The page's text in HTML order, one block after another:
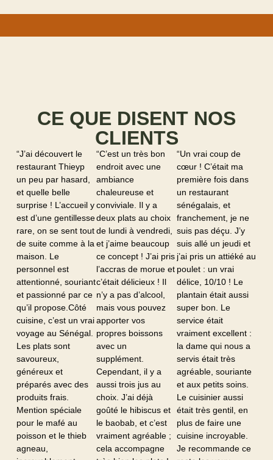
CE QUE DISENT NOS
CLIENTS
“J’ai découvert le
restaurant Thieyp
un peu par hasard,
et quelle belle
surprise ! L’accueil y
est d’une gentillesse
rare, on se sent tout
de suite comme à la
maison. Le
personnel est
attentionné, souriant
et passionné par ce
qu’il propose.Côté
cuisine, c’est un vrai
voyage au Sénégal.
Les plats sont
savoureux,
généreux et
préparés avec des
produits frais.
Mention spéciale
pour le mafé au
poisson et le thieb
agneau,
“C’est un très bon
endroit avec une
ambiance
chaleureuse et
conviviale. Il y a
deux plats au choix
de lundi à vendredi,
et j’aime beaucoup
ce concept ! J’ai pris
l’accras de morue et
c’était délicieux ! Il
n’y a pas d’alcool,
mais vous pouvez
apporter vos
propres boissons
avec un
supplément.
Cependant, il y a
aussi trois jus au
choix. J’ai déjà
goûté le hibiscus et
le baobab, et c’est
vraiment agréable ;
cela accompagne
“Un vrai coup de
cœur ! C’était ma
première fois dans
un restaurant
sénégalais, et
franchement, je ne
suis pas déçu. J’y
suis allé un jeudi et
j’ai pris un attiéké au
poulet : un vrai
délice, 10/10 ! Le
plantain était aussi
super bon. Le
service était
vraiment excellent :
la dame qui nous a
servis était très
agréable, souriante
et aux petits soins.
Le cuisinier aussi
était très gentil, en
plus de faire une
cuisine incroyable.
Je recommande ce